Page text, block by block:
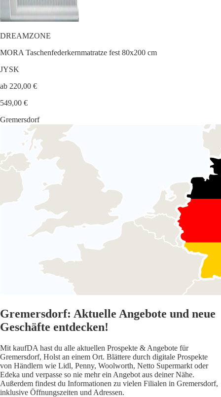
DREAMZONE
MORA Taschenfederkernmatratze fest 80x200 cm
JYSK
ab 220,00 €
549,00 €
Gremersdorf
Gremersdorf: Aktuelle Angebote und neue
Geschäfte entdecken!
Mit kaufDA hast du alle aktuellen Prospekte & Angebote für
Gremersdorf, Holst an einem Ort. Blättere durch digitale Prospekte
von Händlern wie Lidl, Penny, Woolworth, Netto Supermarkt oder
Edeka und verpasse so nie mehr ein Angebot aus deiner Nähe.
Außerdem findest du Informationen zu vielen Filialen in Gremersdorf,
inklusive Öffnungszeiten und Adressen.